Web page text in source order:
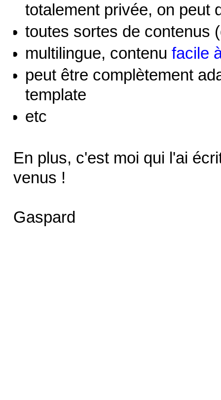
totalement privée, on peut
toutes sortes de contenus
multilingue, contenu facile
peut être complètement
template
etc
En plus, c'est moi qui l'ai
venus !
Gaspard